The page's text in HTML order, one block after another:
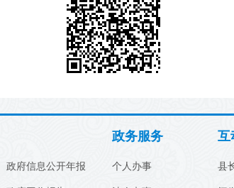
政府信息公开年报
政务服务
个人办事
互
县